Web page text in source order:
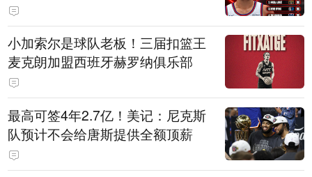
小加索尔是球队老板！三届扣篮王
麦克朗加盟西班牙赫罗纳俱乐部
最高可签4年2.7亿！美记：尼克斯
队预计不会给唐斯提供全额顶薪